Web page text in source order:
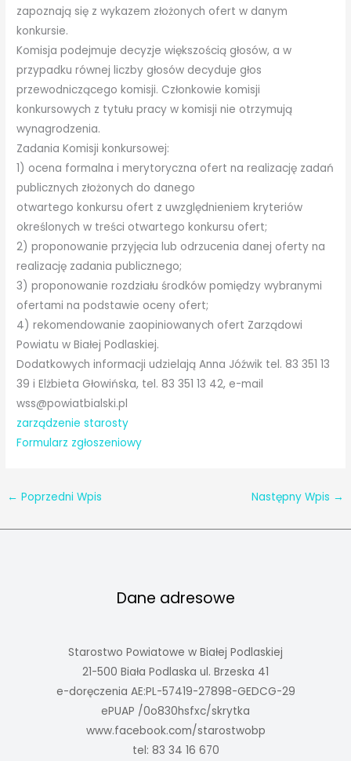
zapoznają się z wykazem złożonych ofert w danym
konkursie.
Komisja podejmuje decyzje większością głosów, a w
przypadku równej liczby głosów decyduje głos
przewodniczącego komisji. Członkowie komisji
konkursowych z tytułu pracy w komisji nie otrzymują
wynagrodzenia.
Zadania Komisji konkursowej:
1) ocena formalna i merytoryczna ofert na realizację zadań
publicznych złożonych do danego
otwartego konkursu ofert z uwzględnieniem kryteriów
określonych w treści otwartego konkursu ofert;
2) proponowanie przyjęcia lub odrzucenia danej oferty na
realizację zadania publicznego;
3) proponowanie rozdziału środków pomiędzy wybranymi
ofertami na podstawie oceny ofert;
4) rekomendowanie zaopiniowanych ofert Zarządowi
Powiatu w Białej Podlaskiej.
Dodatkowych informacji udzielają Anna Jóźwik tel. 83 351 13
39 i Elżbieta Głowińska, tel. 83 351 13 42, e-mail
wss@powiatbialski.pl
zarządzenie starosty
Formularz zgłoszeniowy
← Poprzedni Wpis Następny Wpis →
Dane adresowe
Starostwo Powiatowe w Białej Podlaskiej
21-500 Biała Podlaska ul. Brzeska 41
e-doręczenia AE:PL-57419-27898-GEDCG-29
ePUAP /0o830hsfxc/skrytka
www.facebook.com/starostwobp
tel: 83 34 16 670